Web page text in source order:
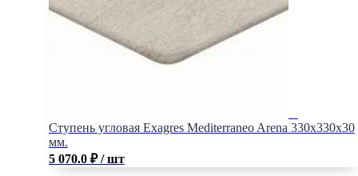
Ступень угловая Exagres Mediterraneo Arena 330x330x30
мм.
5 070.0 ₽ / шт